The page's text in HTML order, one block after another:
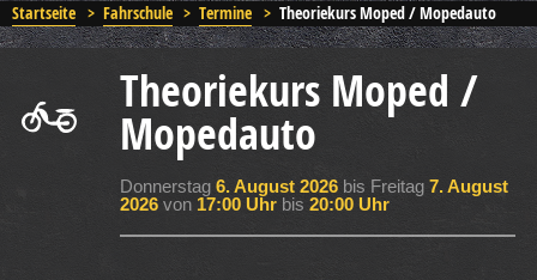
Startseite > Fahrschule > Termine > Theoriekurs Moped / Mopedauto
Theoriekurs Moped /
Mopedauto
Donnerstag6. August 2026 bis Freitag7. August
2026 von 17:00 Uhr bis20:00 Uhr